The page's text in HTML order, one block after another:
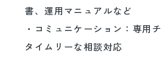
書、運用マニュアルなど
・コミュニケーション：専用
タイムリーな相談対応